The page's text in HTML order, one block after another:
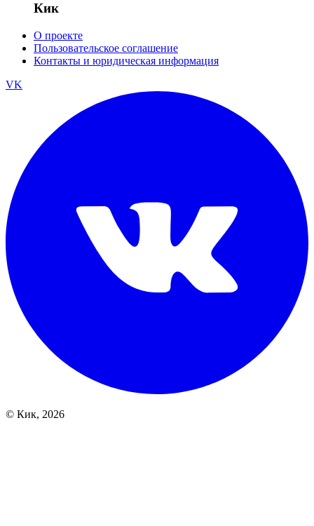
Кик
О проекте
Пользовательское соглашение
Контакты и юридическая информация
VK
© Кик, 2026